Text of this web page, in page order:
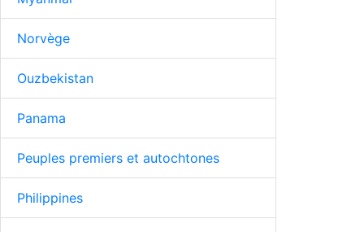
Norvège
Ouzbekistan
Panama
Peuples premiers et autochtones
Philippines